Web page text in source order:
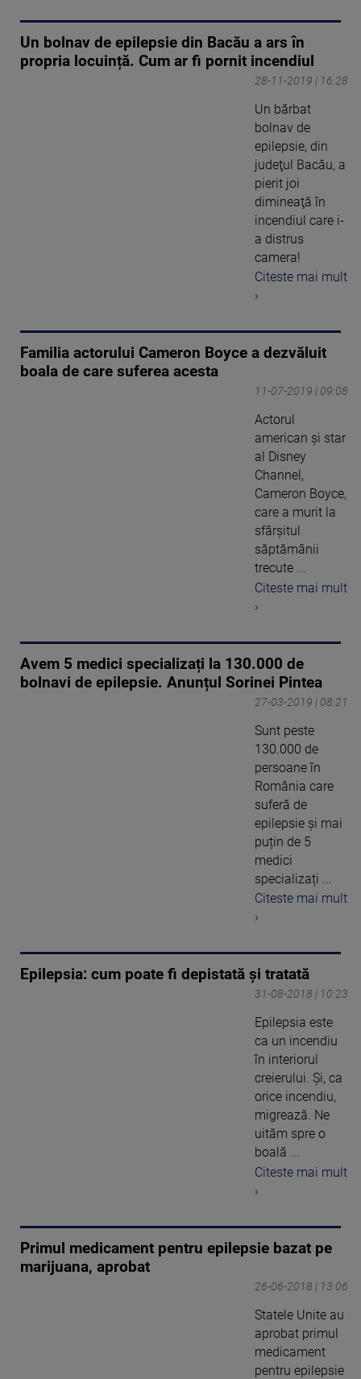
Un bolnav de epilepsie din Bacău a ars în
propria locuință. Cum ar fi pornit incendiul
28-11-2019 | 16:28
Un bărbat
bolnav de
epilepsie, din
judeţul Bacău, a
pierit joi
dimineaţă în
incendiul care i-
a distrus
camera!
Citeste mai mult
›
Familia actorului Cameron Boyce a dezvăluit
boala de care suferea acesta
11-07-2019 | 09:08
Actorul
american şi star
al Disney
Channel,
Cameron Boyce,
care a murit la
sfârşitul
săptămânii
trecute ...
Citeste mai mult
›
Avem 5 medici specializați la 130.000 de
bolnavi de epilepsie. Anunțul Sorinei Pintea
27-03-2019 | 08:21
Sunt peste
130.000 de
persoane în
România care
suferă de
epilepsie și mai
puțin de 5
medici
specializați ...
Citeste mai mult
›
Epilepsia: cum poate fi depistată și tratată
31-08-2018 | 10:23
Epilepsia este
ca un incendiu
în interiorul
creierului. Şi, ca
orice incendiu,
migrează. Ne
uităm spre o
boală ...
Citeste mai mult
›
Primul medicament pentru epilepsie bazat pe
marijuana, aprobat
26-06-2018 | 13:06
Statele Unite au
aprobat primul
medicament
pentru epilepsie